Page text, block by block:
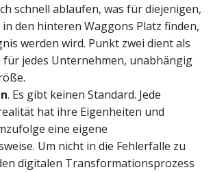
schnell ablaufen, was für diejenigen,
den hinteren Waggons Platz finden,
werden wird. Punkt zwei dient als
jedes Unternehmen, unabhängig
. Es gibt keinen Standard. Jede
hat ihre Eigenheiten und
eine eigene
Um nicht in die Fehlerfalle zu
digitalen Transformationsprozess